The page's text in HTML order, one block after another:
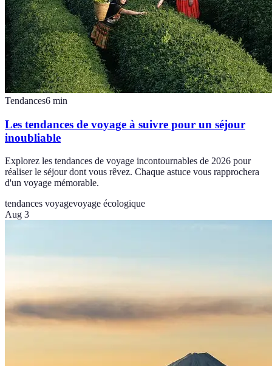
Tendances6 min
Les tendances de voyage à suivre pour un séjour
inoubliable
Explorez les tendances de voyage incontournables de 2026 pour
réaliser le séjour dont vous rêvez. Chaque astuce vous rapprochera
d'un voyage mémorable.
tendances voyagevoyage écologique
Aug 3